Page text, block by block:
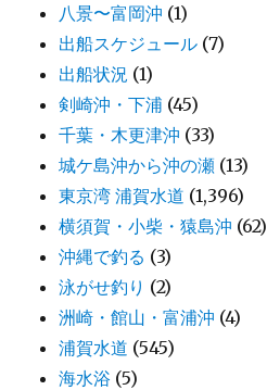
八景〜富岡沖 (1)
出船スケジュール (7)
出船状況 (1)
剣崎沖・下浦 (45)
千葉・木更津沖 (33)
城ケ島沖から沖の瀬 (13)
東京湾 浦賀水道 (1,396)
横須賀・小柴・猿島沖 (62)
沖縄で釣る (3)
泳がせ釣り (2)
洲崎・館山・富浦沖 (4)
浦賀水道 (545)
海水浴 (5)